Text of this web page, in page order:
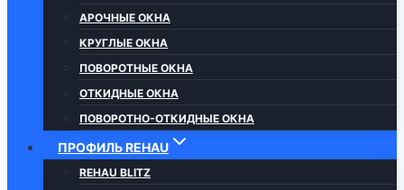
АРОЧНЫЕ ОКНА
КРУГЛЫЕ ОКНА
ПОВОРОТНЫЕ ОКНА
ОТКИДНЫЕ ОКНА
ПОВОРОТНО-ОТКИДНЫЕ ОКНА
ПРОФИЛЬ REHAU
REHAU BLITZ